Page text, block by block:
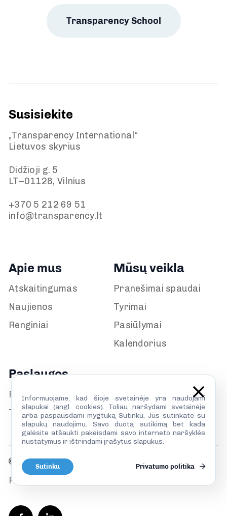
Transparency School
Susisiekite
„Transparency International“
Lietuvos skyrius
Didžioji g. 5
LT–01128, Vilnius
+370 5 212 69 51
info@transparency.lt
Apie mus
Atskaitingumas
Naujienos
Renginiai
Mūsų veikla
Pranešimai spaudai
Tyrimai
Pasiūlymai
Kalendorius
Paslaugos
Prisijunk
TILS biblioteka
© TILS 2026
Privatumo politika
Informuojame, kad šioje svetainėje yra naudojami
slapukai (angl. cookies). Toliau naršydami svetainėje
arba paspausdami mygtuką Sutinku, Jūs sutinkate su
slapukų naudojimu. Savo duotą sutikimą bet kada
galėsite atšaukti pakeisdami savo interneto naršyklės
nustatymus ir ištrindami įrašytus slapukus.
Sutinku Privatumo politika